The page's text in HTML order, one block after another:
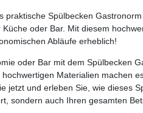
praktische Spülbecken
oder Bar. Mit diesem
Abläufe erheblich!
oder Bar mit dem Spülbecken
Materialien machen
jetzt und erleben Sie, wie dieses
sondern auch Ihren gesamten